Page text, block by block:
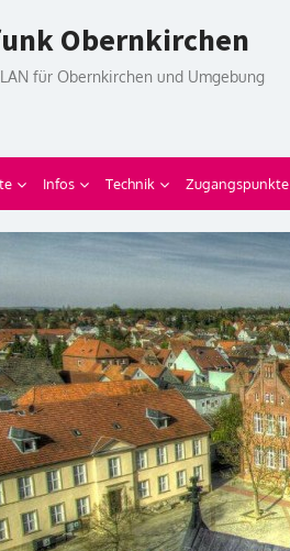
Obernkirchen
für Obernkirchen und Umgebung
Infos Technik Zugangspunkte